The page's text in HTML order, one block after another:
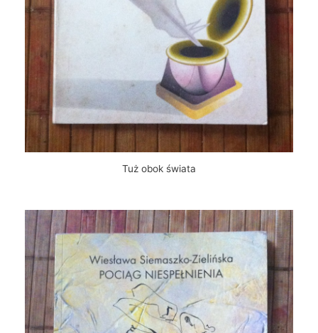
Tuż obok świata